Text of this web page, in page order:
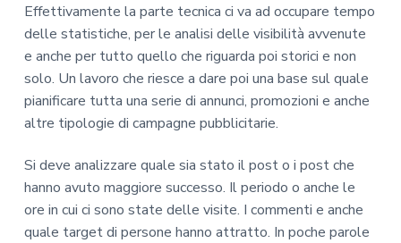
Effettivamente la parte tecnica ci va ad occupare tempo
delle statistiche, per le analisi delle visibilità avvenute
e anche per tutto quello che riguarda poi storici e non
solo. Un lavoro che riesce a dare poi una base sul quale
pianificare tutta una serie di annunci, promozioni e anche
altre tipologie di campagne pubblicitarie.
Si deve analizzare quale sia stato il post o i post che
hanno avuto maggiore successo. Il periodo o anche le
ore in cui ci sono state delle visite. I commenti e anche
quale target di persone hanno attratto. In poche parole